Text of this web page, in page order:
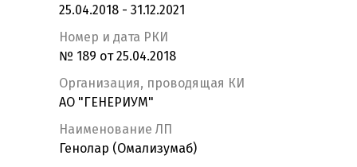
25.04.2018 - 31.12.2021
Номер и дата РКИ
№ 189 от 25.04.2018
Организация, проводящая КИ
АО "ГЕНЕРИУМ"
Наименование ЛП
Генолар (Омализумаб)